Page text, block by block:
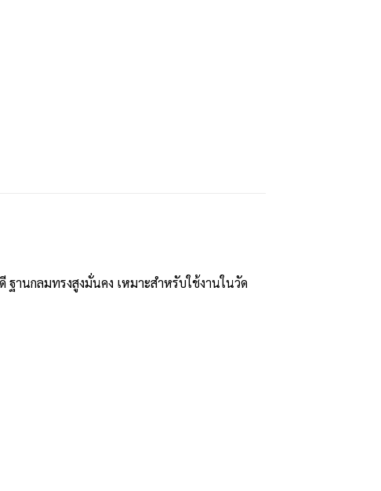
านกลมทรงสูงมั่นคง เหมาะสำหรับใช้งานในวัด